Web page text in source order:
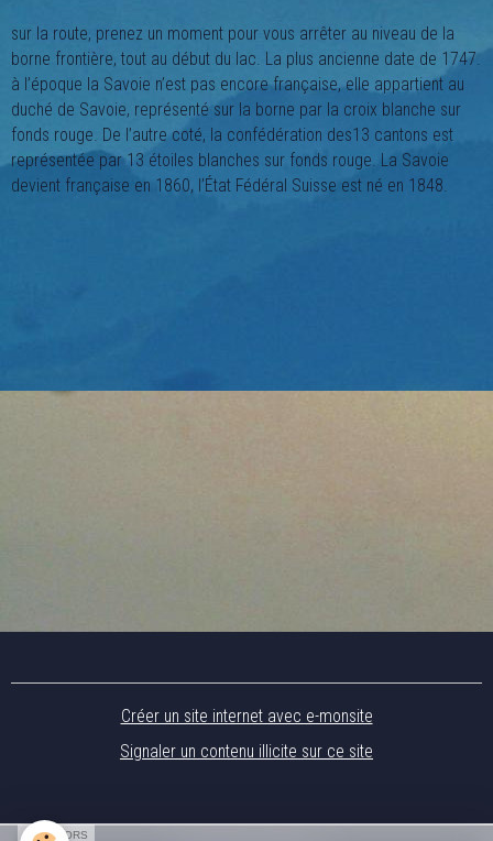
sur la route, prenez un moment pour vous arrêter au niveau de la
borne frontière, tout au début du lac. La plus ancienne date de 1747.
à l’époque la Savoie n’est pas encore française, elle appartient au
duché de Savoie, représenté sur la borne par la croix blanche sur
fonds rouge. De l’autre coté, la confédération des13 cantons est
représentée par 13 étoiles blanches sur fonds rouge. La Savoie
devient française en 1860, l’État Fédéral Suisse est né en 1848.
Créer un site internet avec e-monsite
Signaler un contenu illicite sur ce site
SPONSORS